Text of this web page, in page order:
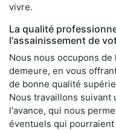
vivre.
La qualité
l'assainissement de
Nous nous occupons
demeure, en vous
de bonne qualité
Nous travaillons
l'avance, qui nous
éventuels qui